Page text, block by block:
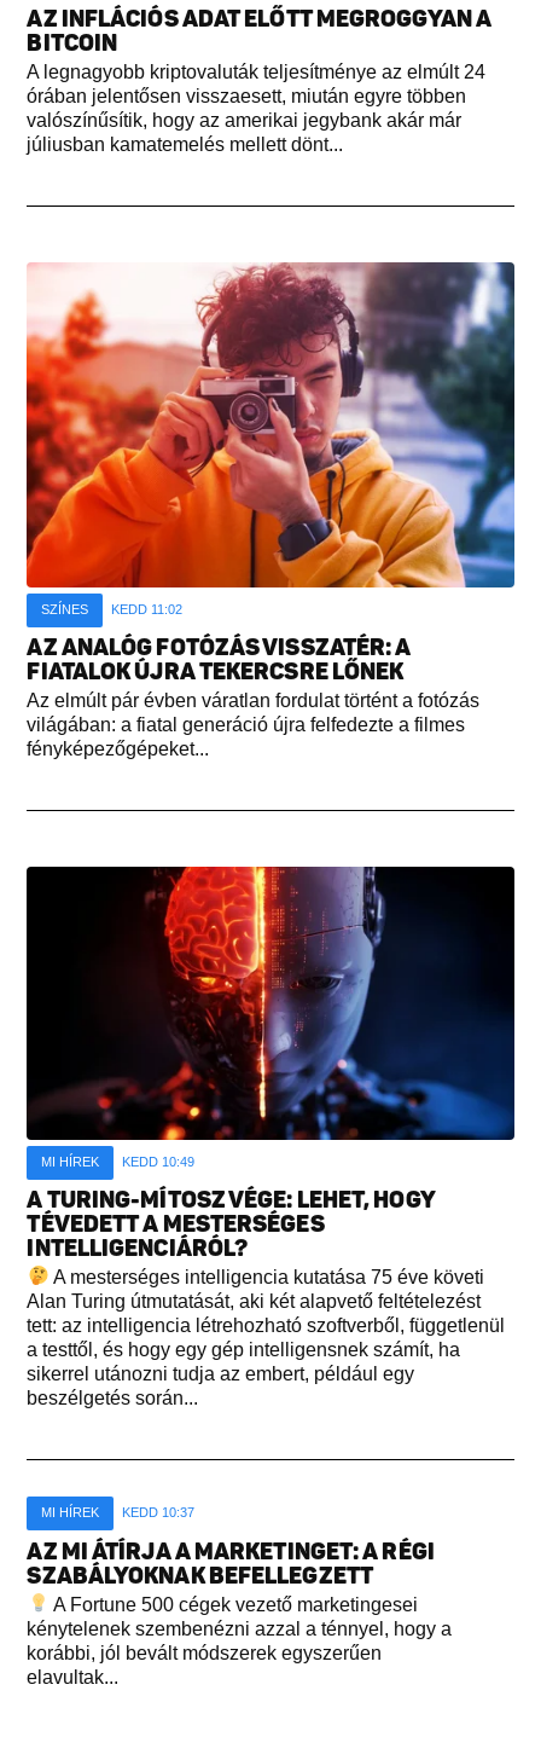
AZ INFLÁCIÓS ADAT ELŐTT MEGROGGYAN A
BITCOIN
A legnagyobb kriptovaluták teljesítménye az elmúlt 24
órában jelentősen visszaesett, miután egyre többen
valószínűsítik, hogy az amerikai jegybank akár már
júliusban kamatemelés mellett dönt...
SZÍNES KEDD 11:02
AZ ANALÓG FOTÓZÁS VISSZATÉR: A
FIATALOK ÚJRA TEKERCSRE LŐNEK
Az elmúlt pár évben váratlan fordulat történt a fotózás
világában: a fiatal generáció újra felfedezte a filmes
fényképezőgépeket...
MI HÍREK KEDD 10:49
A TURING-MÍTOSZ VÉGE: LEHET, HOGY
TÉVEDETT A MESTERSÉGES
INTELLIGENCIÁRÓL?
A mesterséges intelligencia kutatása 75 éve követi
Alan Turing útmutatását, aki két alapvető feltételezést
tett: az intelligencia létrehozható szoftverből, függetlenül
a testtől, és hogy egy gép intelligensnek számít, ha
sikerrel utánozni tudja az embert, például egy
beszélgetés során...
MI HÍREK KEDD 10:37
AZ MI ÁTÍRJA A MARKETINGET: A RÉGI
SZABÁLYOKNAK BEFELLEGZETT
A Fortune 500 cégek vezető marketingesei
kénytelenek szembenézni azzal a ténnyel, hogy a
korábbi, jól bevált módszerek egyszerűen
elavultak...